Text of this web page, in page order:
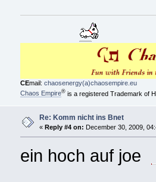
CEmail: chaosenergy(a)chaosempire.eu
Chaos Empire®is a registered Trademark of
Re: Komm nicht ins Bnet
« Reply #4 on: December 30, 2009,
ein hoch auf joe